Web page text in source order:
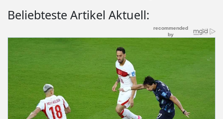
Beliebteste Artikel Aktuell: